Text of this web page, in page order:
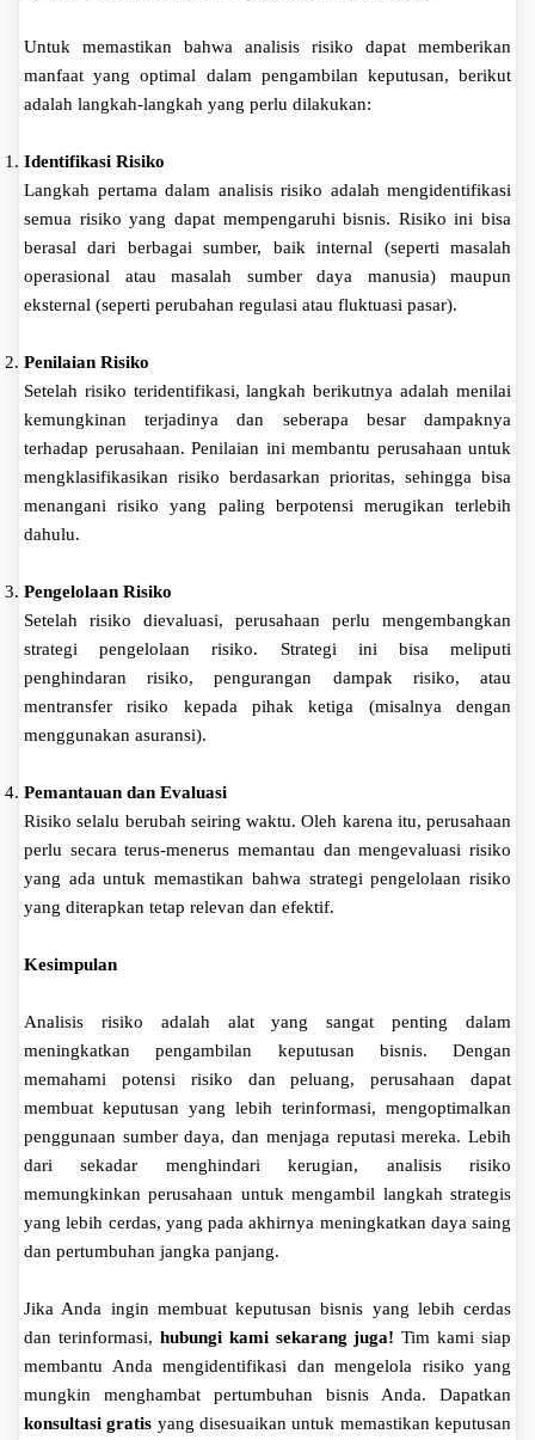
Untuk memastikan bahwa analisis risiko dapat memberikan
manfaat yang optimal dalam pengambilan keputusan, berikut
adalah langkah-langkah yang perlu dilakukan:
Identifikasi Risiko
Langkah pertama dalam analisis risiko adalah mengidentifikasi
semua risiko yang dapat mempengaruhi bisnis. Risiko ini bisa
berasal dari berbagai sumber, baik internal (seperti masalah
operasional atau masalah sumber daya manusia) maupun
eksternal (seperti perubahan regulasi atau fluktuasi pasar).
Penilaian Risiko
Setelah risiko teridentifikasi, langkah berikutnya adalah menilai
kemungkinan terjadinya dan seberapa besar dampaknya
terhadap perusahaan. Penilaian ini membantu perusahaan untuk
mengklasifikasikan risiko berdasarkan prioritas, sehingga bisa
menangani risiko yang paling berpotensi merugikan terlebih
dahulu.
Pengelolaan Risiko
Setelah risiko dievaluasi, perusahaan perlu mengembangkan
strategi pengelolaan risiko. Strategi ini bisa meliputi
penghindaran risiko, pengurangan dampak risiko, atau
mentransfer risiko kepada pihak ketiga (misalnya dengan
menggunakan asuransi).
Pemantauan dan Evaluasi
Risiko selalu berubah seiring waktu. Oleh karena itu, perusahaan
perlu secara terus-menerus memantau dan mengevaluasi risiko
yang ada untuk memastikan bahwa strategi pengelolaan risiko
yang diterapkan tetap relevan dan efektif.
Kesimpulan
Analisis risiko adalah alat yang sangat penting dalam
meningkatkan pengambilan keputusan bisnis. Dengan
memahami potensi risiko dan peluang, perusahaan dapat
membuat keputusan yang lebih terinformasi, mengoptimalkan
penggunaan sumber daya, dan menjaga reputasi mereka. Lebih
dari sekadar menghindari kerugian, analisis risiko
memungkinkan perusahaan untuk mengambil langkah strategis
yang lebih cerdas, yang pada akhirnya meningkatkan daya saing
dan pertumbuhan jangka panjang.
Jika Anda ingin membuat keputusan bisnis yang lebih cerdas
dan terinformasi, hubungi kami sekarang juga! Tim kami siap
membantu Anda mengidentifikasi dan mengelola risiko yang
mungkin menghambat pertumbuhan bisnis Anda. Dapatkan
konsultasi gratis yang disesuaikan untuk memastikan keputusan